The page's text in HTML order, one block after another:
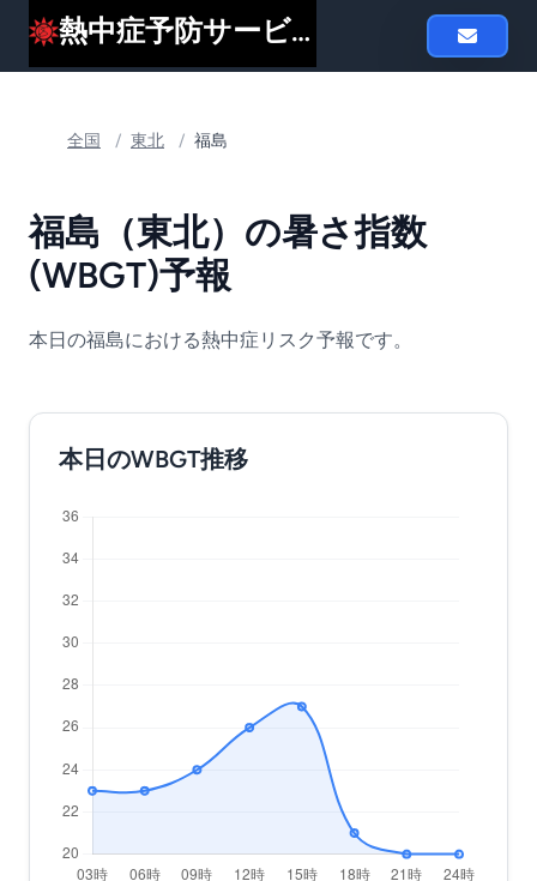
熱中症予防サービスheat119
全国 / 東北 / 福島
福島（東北）の暑さ指数
(WBGT)予報
本日の福島における熱中症リスク予報です。
本日のWBGT推移